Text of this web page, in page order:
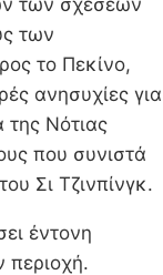
των
το Πεκίνο,
ανησυχίες για
της Νότιας
που συνιστά
Σι Τζινπίνγκ.
έντονη